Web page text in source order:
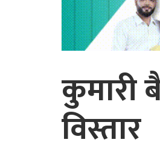
कुमारी
विस्तार